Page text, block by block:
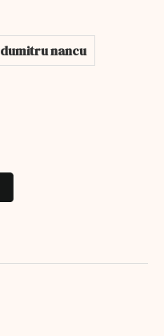
dumitru nancu